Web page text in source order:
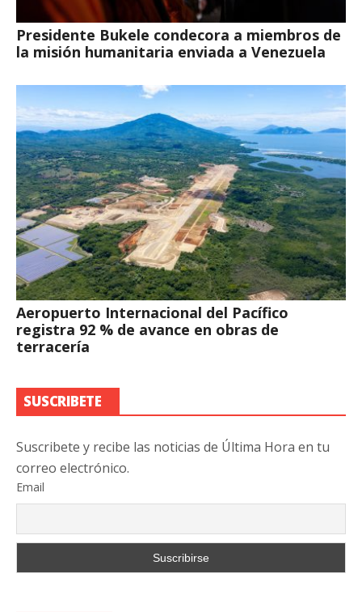
Presidente Bukele condecora a miembros de
la misión humanitaria enviada a Venezuela
Aeropuerto Internacional del Pacífico
registra 92 % de avance en obras de
terracería
SUSCRIBETE
Suscribete y recibe las noticias de Última Hora en tu
correo electrónico.
Email